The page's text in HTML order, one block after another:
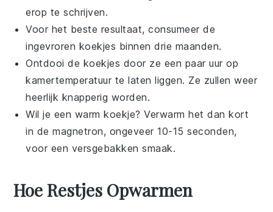
erop te schrijven.
Voor het beste resultaat, consumeer de
ingevroren koekjes binnen drie maanden.
Ontdooi de koekjes door ze een paar uur op
kamertemperatuur te laten liggen. Ze zullen weer
heerlijk knapperig worden.
Wil je een warmkoekje? Verwarm het dan kort
in de magnetron, ongeveer 10-15 seconden,
voor een versgebakken smaak.
Hoe Restjes Opwarmen